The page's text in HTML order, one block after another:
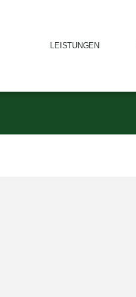
LEISTUNGEN